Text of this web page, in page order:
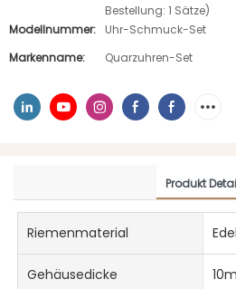
Bestellung: 1 Sätze)
Modellnummer:
Uhr-Schmuck-Set
Markenname:
Quarzuhren-Set
Produkt
Riemenmaterial
Gehäusedicke